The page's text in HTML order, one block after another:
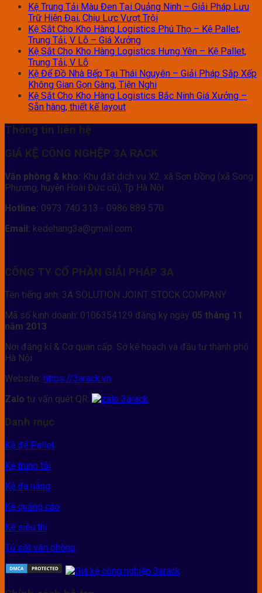
Kệ Trung Tải Màu Đen Tại Quảng Ninh – Giải Pháp Lưu
Trữ Hiện Đại, Chịu Lực Vượt Trội
Kệ Sắt Cho Kho Hàng Logistics Phú Thọ – Kệ Pallet,
Trung Tải, V Lỗ – Giá Xưởng
Kệ Sắt Cho Kho Hàng Logistics Hưng Yên – Kệ Pallet,
Trung Tải, V Lỗ
Kệ Để Đồ Nhà Bếp Tại Thái Nguyên – Giải Pháp Sắp Xếp
Không Gian Gọn Gàng, Tiện Nghi
Kệ Sắt Cho Kho Hàng Logistics Bắc Ninh Giá Xưởng –
Sẵn hàng, thiết kế layout
Thông tin liên hệ
GIÁ KỆ CÔNG NGHỆP 3A RACK
Văn phòng & kho: Khu đất dịch vụ X2, xã Sơn Đồng (xã Song
Phương, huyện Hoài Đức cũ), Tp Hà Nội
Hotline: 0973 740 313 - 0986 889 570
Email: kedehang3a@gmail.com
CÔNG TY CỔ PHẦN GIẢI PHÁP 3A
Tên tiếng anh: 3A SOLUTION JOINT STOCK COMPANY
Mã số kinh doanh: 0106354129 đăng ký ngày 05 tháng 11
năm 2013
Nơi đăng kí & Cơ quan cấp: Sở kế hoạch và đầu tư thành phố
Hà Nội
Website: https://3arack.vn
Zalo tư vấn quét QR:
Danh mục
Kệ để Pallet
Kệ trung tải
Kệ đa năng
Kệ quảng cáo
Kệ siêu thị
Tủ sắt văn phòng